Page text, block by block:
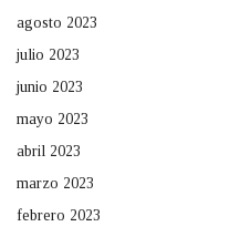
agosto 2023
julio 2023
junio 2023
mayo 2023
abril 2023
marzo 2023
febrero 2023